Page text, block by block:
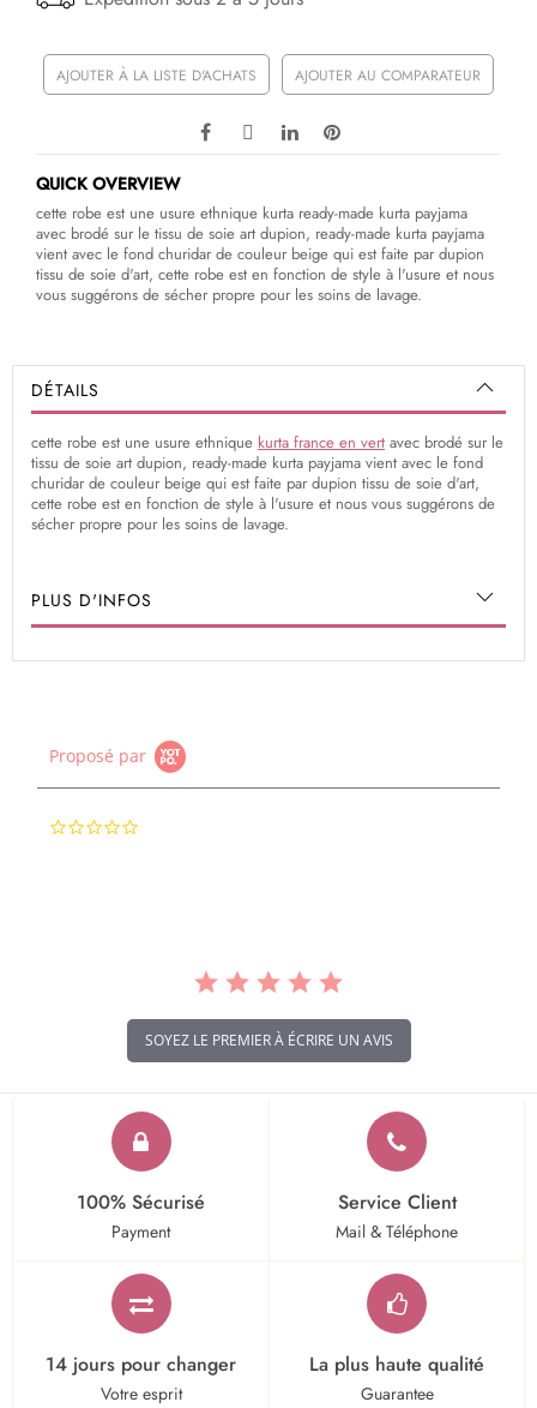
AJOUTER À LA LISTE D'ACHATS AJOUTER AU COMPARATEUR
QUICK OVERVIEW
cette robe est une usure ethnique kurta ready-made kurta payjama
avec brodé sur le tissu de soie art dupion, ready-made kurta payjama
vient avec le fond churidar de couleur beige qui est faite par dupion
tissu de soie d'art, cette robe est en fonction de style à l'usure et nous
vous suggérons de sécher propre pour les soins de lavage.
DÉTAILS
cette robe est une usure ethnique kurta france en vert avec brodé sur le
tissu de soie art dupion, ready-made kurta payjama vient avec le fond
churidar de couleur beige qui est faite par dupion tissu de soie d'art,
cette robe est en fonction de style à l'usure et nous vous suggérons de
sécher propre pour les soins de lavage.
PLUS D'INFOS
Proposé par
SOYEZ LE PREMIER À ÉCRIRE UN AVIS
100% Sécurisé
Payment
Service Client
Mail & Téléphone
14 jours pour changer
Votre esprit
La plus haute qualité
Guarantee